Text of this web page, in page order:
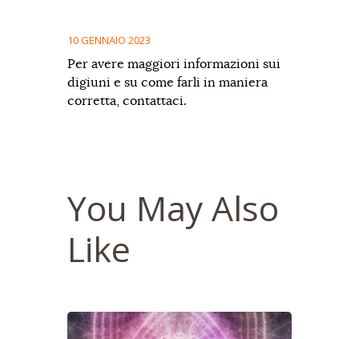
10 GENNAIO 2023
Per avere maggiori informazioni sui
digiuni e su come farli in maniera
corretta, contattaci.
You May Also
Like